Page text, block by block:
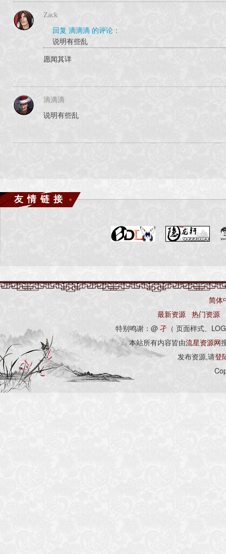
Zack
回复 滴滴滴 的评论：
说明有些乱
愿闻其详
滴滴滴
说明有些乱
友情链接
简体
最新资源 热门资源
特别鸣谢：@ 孑 （ 页面样式、
本站所有内容皆由流星资源网
发布资源,请登